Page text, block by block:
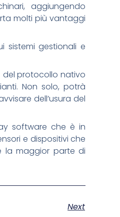
aggiungendo
molti più vantaggi
sistemi gestionali e
del protocollo nativo
Non solo, potrà
dell’usura del
software che è in
e dispositivi che
la maggior parte di
Next